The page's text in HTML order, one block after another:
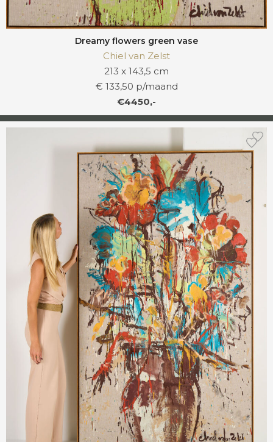
Dreamy flowers green vase
Chiel van Zelst
213 x 143,5 cm
€ 133,50 p/maand
€4450,-